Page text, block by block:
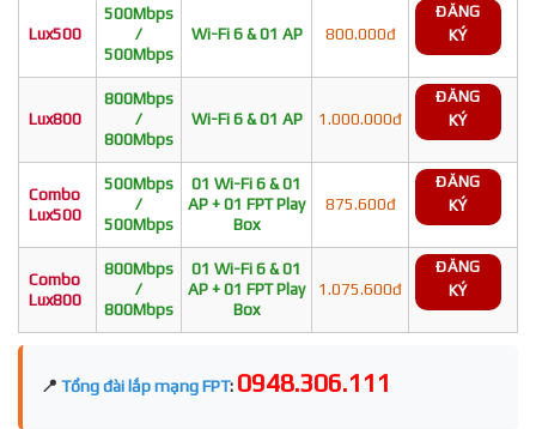
Lux500
500Mbps
/
500Mbps
Wi-Fi 6 & 01 AP 800.000đ
ĐĂNG
KÝ
Lux800
800Mbps
/
800Mbps
Wi-Fi 6 & 01 AP 1.000.000đ
ĐĂNG
KÝ
Combo
Lux500
500Mbps
/
500Mbps
01 Wi-Fi 6 & 01
AP + 01 FPT Play
Box
875.600đ
ĐĂNG
KÝ
Combo
Lux800
800Mbps
/
800Mbps
01 Wi-Fi 6 & 01
AP + 01 FPT Play
Box
1.075.600đ
ĐĂNG
KÝ
📍 Tổng đài lắp mạng FPT: 0948.306.111